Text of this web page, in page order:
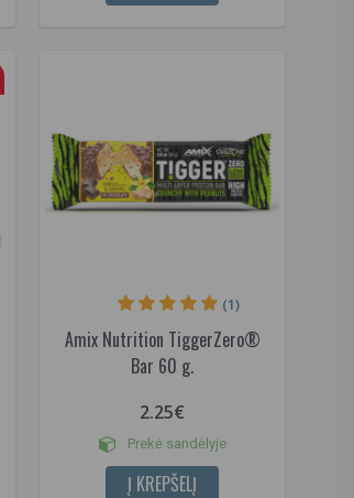
Amix Nutrition TiggerZero®
Bar 60 g.
(1)
2.25€
Prekė sandėlyje
Į KREPŠELĮ